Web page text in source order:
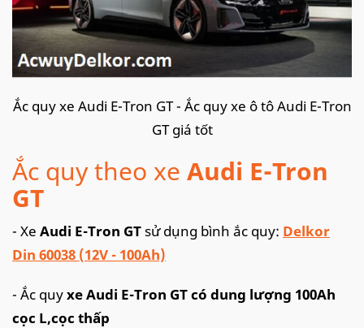
Ắc quy xe Audi E-Tron GT - Ắc quy xe ô tô Audi E-Tron
GT giá tốt
Ắc quy theo xe Audi E-Tron
GT
- Xe Audi E-Tron GTsử dụng bình ắc quy: Delkor
Din 60038 (12V - 100Ah)
- Ắc quyxe Audi E-Tron GT có dung lượng 100Ah
cọc L,cọc thấp